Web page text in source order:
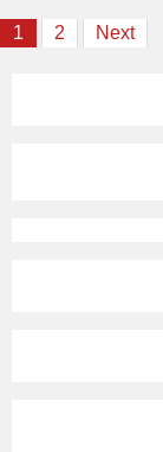
Posts
1 2 Next